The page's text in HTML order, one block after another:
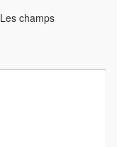
Les champs